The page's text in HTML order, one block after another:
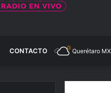
CONTACTO Querétaro MX